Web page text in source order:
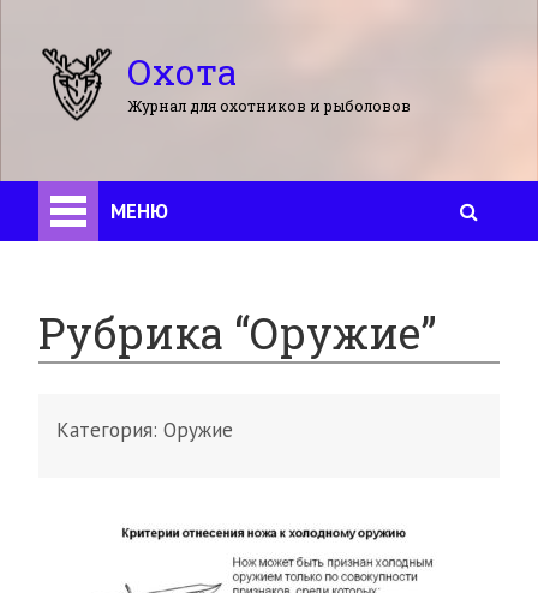
Охота
Журнал для охотников и рыболовов
МЕНЮ
Рубрика “Оружие”
Категория: Оружие